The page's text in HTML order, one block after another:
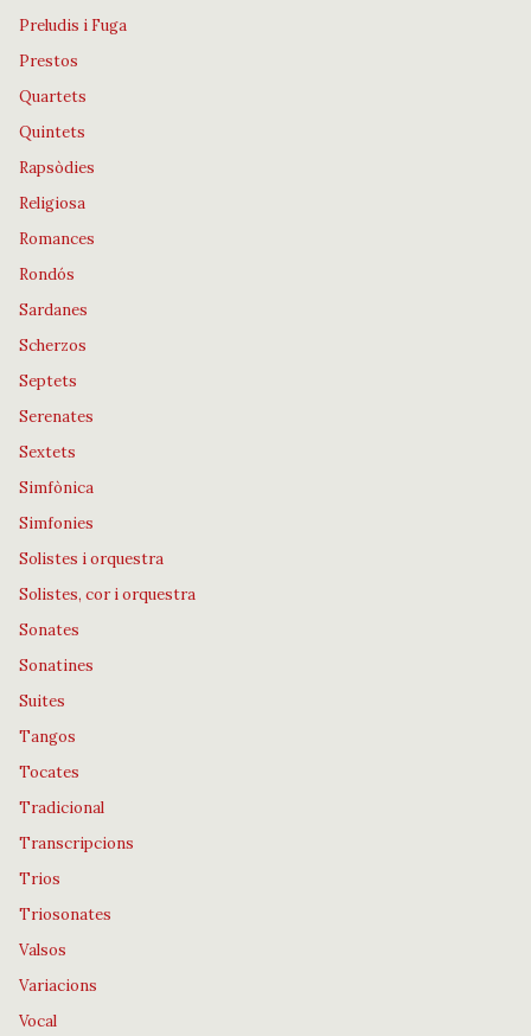
Preludis i Fuga
Prestos
Quartets
Quintets
Rapsòdies
Religiosa
Romances
Rondós
Sardanes
Scherzos
Septets
Serenates
Sextets
Simfònica
Simfonies
Solistes i orquestra
Solistes, cor i orquestra
Sonates
Sonatines
Suites
Tangos
Tocates
Tradicional
Transcripcions
Trios
Triosonates
Valsos
Variacions
Vocal